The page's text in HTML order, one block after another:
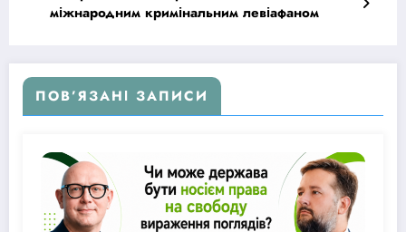
міжнародним кримінальним левіафаном
ПОВ’ЯЗАНІ ЗАПИСИ